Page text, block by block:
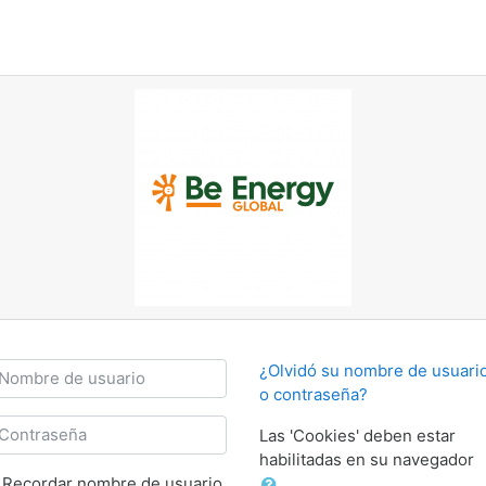
de usuario
¿Olvidó su nombre de
o contraseña?
Las 'Cookies' deben estar
habilitadas en su navegador